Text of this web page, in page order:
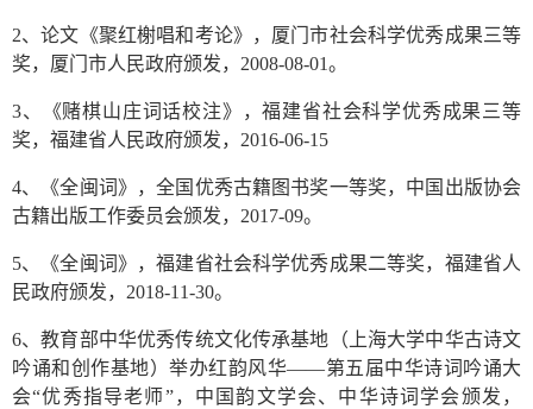
2、论文《聚红榭唱和考论》，厦门市社会科学优秀成果三等
奖，厦门市人民政府颁发，2008-08-01。
3、《赌棋山庄词话校注》，福建省社会科学优秀成果三等
奖，福建省人民政府颁发，2016-06-15
4、《全闽词》，全国优秀古籍图书奖一等奖，中国出版协会
古籍出版工作委员会颁发，2017-09。
5、《全闽词》，福建省社会科学优秀成果二等奖，福建省人
民政府颁发，2018-11-30。
6、教育部中华优秀传统文化传承基地（上海大学中华古诗文
吟诵和创作基地）举办红韵风华——第五届中华诗词吟诵大
会“优秀指导老师”，中国韵文学会、中华诗词学会颁发，